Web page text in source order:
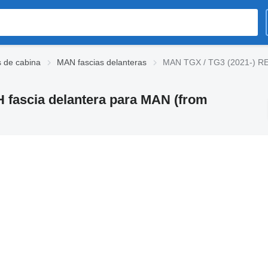
de cabina MAN fascias delanteras MAN TGX / TG3 (2021-)
fascia delantera para MAN (from